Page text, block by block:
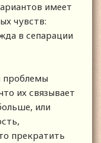
имеет
чувств:
в сепарации
проблемы
их связывает
или
прекратить